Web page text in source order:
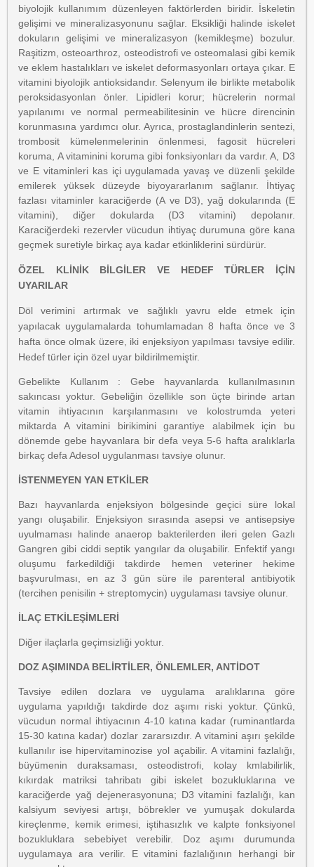
biyolojik kullanımım düzenleyen faktörlerden biridir. İskeletin
gelişimi ve mineralizasyonunu sağlar. Eksikliği halinde iskelet
dokuların gelişimi ve mineralizasyon (kemikleşme) bozulur.
Raşitizm, osteoarthroz, osteodistrofi ve osteomalasi gibi kemik
ve eklem hastalıkları ve iskelet deformasyonları ortaya çıkar. E
vitamini biyolojik antioksidandır. Selenyum ile birlikte metabolik
peroksidasyonlan önler. Lipidleri korur; hücrelerin normal
yapılanımı ve normal permeabilitesinin ve hücre direncinin
korunmasına yardımcı olur. Ayrıca, prostaglandinlerin sentezi,
trombosit kümelenmelerinin önlenmesi, fagosit hücreleri
koruma, A vitaminini koruma gibi fonksiyonları da vardır. A, D3
ve E vitaminleri kas içi uygulamada yavaş ve düzenli şekilde
emilerek yüksek düzeyde biyoyararlanım sağlanır. İhtiyaç
fazlası vitaminler karaciğerde (A ve D3), yağ dokularında (E
vitamini), diğer dokularda (D3 vitamini) depolanır.
Karaciğerdeki rezervler vücudun ihtiyaç durumuna göre kana
geçmek suretiyle birkaç aya kadar etkinliklerini sürdürür.
ÖZEL KLİNİK BİLGİLER VE HEDEF TÜRLER İÇİN
UYARILAR
Döl verimini artırmak ve sağlıklı yavru elde etmek için
yapılacak uygulamalarda tohumlamadan 8 hafta önce ve 3
hafta önce olmak üzere, iki enjeksiyon yapılması tavsiye edilir.
Hedef türler için özel uyar bildirilmemiştir.
Gebelikte Kullanım : Gebe hayvanlarda kullanılmasının
sakıncası yoktur. Gebeliğin özellikle son üçte birinde artan
vitamin ihtiyacının karşılanmasını ve kolostrumda yeteri
miktarda A vitamini birikimini garantiye alabilmek için bu
dönemde gebe hayvanlara bir defa veya 5-6 hafta aralıklarla
birkaç defa Adesol uygulanması tavsiye olunur.
İSTENMEYEN YAN ETKİLER
Bazı hayvanlarda enjeksiyon bölgesinde geçici süre lokal
yangı oluşabilir. Enjeksiyon sırasında asepsi ve antisepsiye
uyulmaması halinde anaerop bakterilerden ileri gelen Gazlı
Gangren gibi ciddi septik yangılar da oluşabilir. Enfektif yangı
oluşumu farkedildiği takdirde hemen veteriner hekime
başvurulması, en az 3 gün süre ile parenteral antibiyotik
(tercihen penisilin + streptomycin) uygulaması tavsiye olunur.
İLAÇ ETKİLEŞİMLERİ
Diğer ilaçlarla geçimsizliği yoktur.
DOZ AŞIMINDA BELİRTİLER, ÖNLEMLER, ANTİDOT
Tavsiye edilen dozlara ve uygulama aralıklarına göre
uygulama yapıldığı takdirde doz aşımı riski yoktur. Çünkü,
vücudun normal ihtiyacının 4-10 katına kadar (ruminantlarda
15-30 katına kadar) dozlar zararsızdır. A vitamini aşırı şekilde
kullanılır ise hipervitaminozise yol açabilir. A vitamini fazlalığı,
büyümenin duraksaması, osteodistrofi, kolay kmlabilirlik,
kıkırdak matriksi tahribatı gibi iskelet bozukluklarına ve
karaciğerde yağ dejenerasyonuna; D3 vitamini fazlalığı, kan
kalsiyum seviyesi artışı, böbrekler ve yumuşak dokularda
kireçlenme, kemik erimesi, iştihasızlık ve kalpte fonksiyonel
bozukluklara sebebiyet verebilir. Doz aşımı durumunda
uygulamaya ara verilir. E vitamini fazlalığının herhangi bir